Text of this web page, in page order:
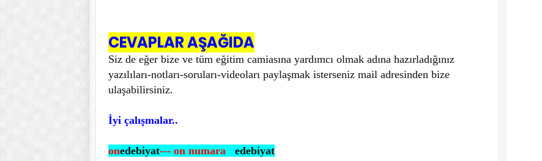
CEVAPLAR AŞAĞIDA
Siz de eğer bize ve tüm eğitim camiasına yardımcı olmak adına hazırladığınız
yazılıları-notları-soruları-videoları paylaşmak isterseniz mail adresinden bize
ulaşabilirsiniz.
İyi çalışmalar..
onedebiyat--- on numara edebiyat